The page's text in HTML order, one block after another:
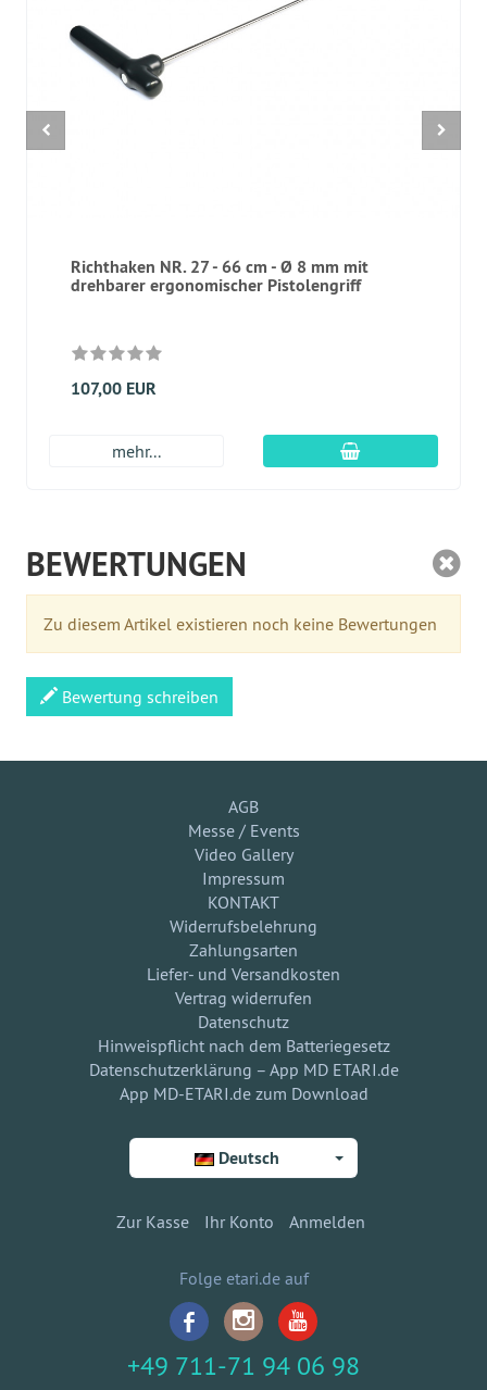
Richthaken NR. 27 - 66 cm - Ø 8 mm mit
drehbarer ergonomischer Pistolengriff
107,00 EUR
mehr... In den
BEWERTUNGEN
Zu diesem Artikel existieren noch keine Bewertungen
Bewertung schreiben
AGB
Messe / Events
Video Gallery
Impressum
KONTAKT
Widerrufsbelehrung
Zahlungsarten
Liefer- und Versandkosten
Vertrag widerrufen
Datenschutz
Hinweispflicht nach dem Batteriegesetz
Datenschutzerklärung – App MD ETARI.de
App MD-ETARI.de zum Download
Deutsch
Zur Kasse Ihr Konto Anmelden
Folge etari.de auf
+49 711-71 94 06 98